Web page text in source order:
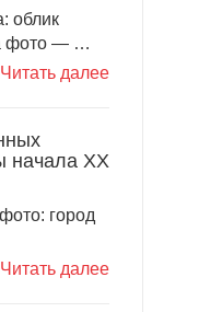
облик
фото — …
Читать далее
начала ХХ
город
Читать далее